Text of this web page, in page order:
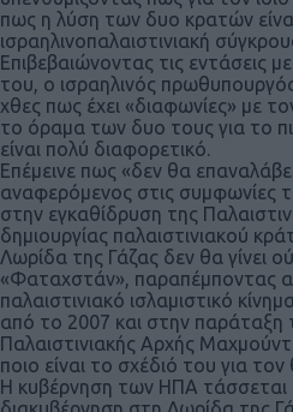
πως η λύση των δυο κρατών
ισραηλινοπαλαιστινιακή
Επιβεβαιώνοντας τις εντάσεις
του, ο ισραηλινός
χθες πως έχει «διαφωνίες» με
το όραμα των δυο τους για το
είναι πολύ διαφορετικό.
Επέμεινε πως «δεν θα
αναφερόμενος στις συμφωνίες
στην εγκαθίδρυση της
δημιουργίας παλαιστινιακού
Λωρίδα της Γάζας δεν θα γίνει
«Φαταχστάν», παραπέμποντας
παλαιστινιακό ισλαμιστικό
από το 2007 και στην παράταξη
Παλαιστινιακής Αρχής
ποιο είναι το σχέδιό του για
Η κυβέρνηση των ΗΠΑ τάσσεται